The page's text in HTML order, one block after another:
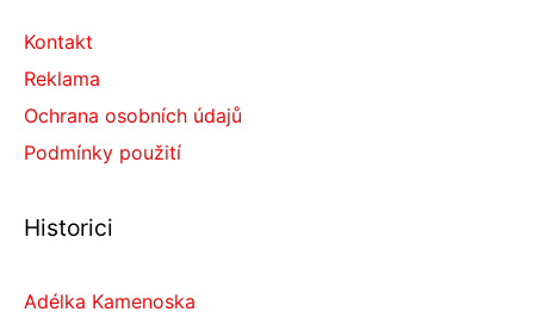
Kontakt
Reklama
Ochrana osobních údajů
Podmínky použití
Historici
Adélka Kamenoska